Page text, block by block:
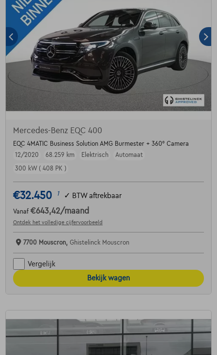
Mercedes-Benz EQC 400
EQC 4MATIC Business Solution AMG Burmester + 360° Camera
12/2020
68.259 km Elektrisch
Automaat
300 kW ( 408 PK )
€32.450 1 ✓ BTW aftrekbaar
Vanaf €643,42/maand
Ontdek het volledige cijfervoorbeeld
7700 Mouscron, Ghistelinck Mouscron
Vergelijk
Bekijk wagen